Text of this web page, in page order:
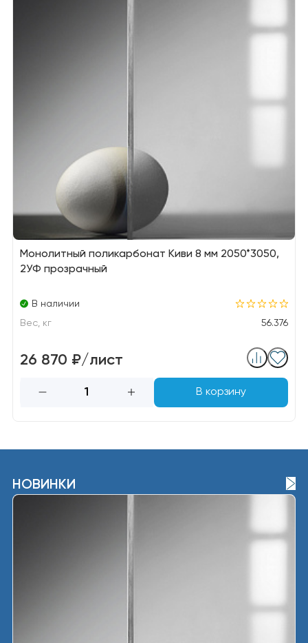
Монолитный поликарбонат Киви 8 мм 2050*3050,
2УФ прозрачный
В наличии
Вес, кг
56.376
26 870 ₽/лист
В корзину
НОВИНКИ